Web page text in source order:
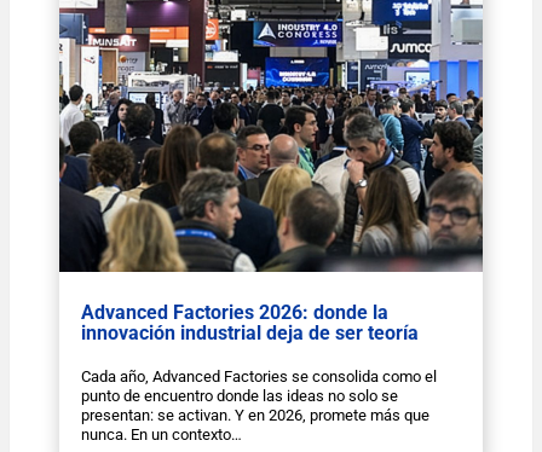
Advanced Factories 2026: donde la
innovación industrial deja de ser teoría
Cada año, Advanced Factories se consolida como el
punto de encuentro donde las ideas no solo se
presentan: se activan. Y en 2026, promete más que
nunca. En un contexto…